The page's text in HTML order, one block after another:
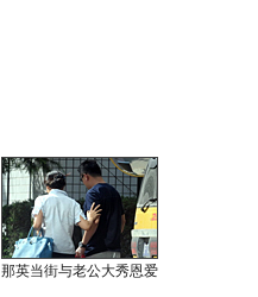
那英当街与老公大秀恩爱